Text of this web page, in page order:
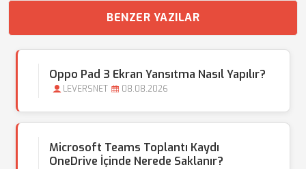
BENZER YAZILAR
Oppo Pad 3 Ekran Yansıtma Nasıl Yapılır?
LEVERSNET 08.08.2026
Microsoft Teams Toplantı Kaydı
OneDrive İçinde Nerede Saklanır?